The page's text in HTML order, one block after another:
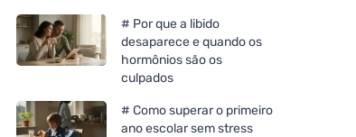
# Por que a libido
desaparece e quando os
hormônios são os
culpados
# Como superar o primeiro
ano escolar sem stress